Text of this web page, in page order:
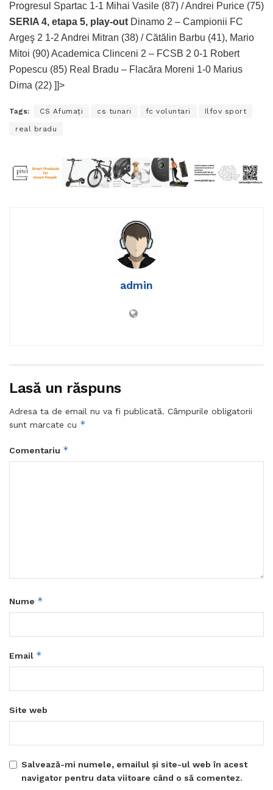
Progresul Spartac 1-1 Mihai Vasile (87) / Andrei Purice (75)
SERIA 4, etapa 5, play-out Dinamo 2 – Campionii FC
Argeş 2 1-2 Andrei Mitran (38) / Cătălin Barbu (41), Mario
Mitoi (90) Academica Clinceni 2 – FCSB 2 0-1 Robert
Popescu (85) Real Bradu – Flacăra Moreni 1-0 Marius
Dima (22) ]]>
Tags: CS Afumaţi cs tunari fc voluntari Ilfov sport
real bradu
admin
Lasă un răspuns
Adresa ta de email nu va fi publicată. Câmpurile obligatorii
sunt marcate cu *
Comentariu *
Nume *
Email *
Site web
Salvează-mi numele, emailul și site-ul web în acest
navigator pentru data viitoare când o să comentez.